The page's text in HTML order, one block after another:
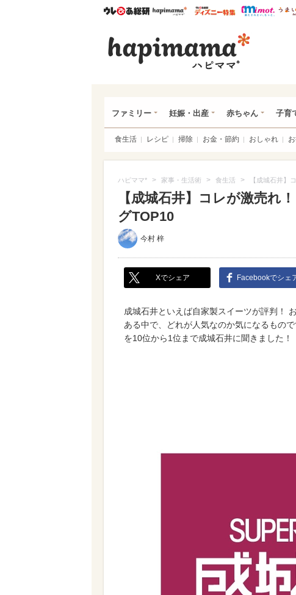
ウレぴあ総研ハピママ* ウレぴあ総
ファミリー 妊娠・出産 赤ちゃん 子育
食生活 レシピ 掃除 お金・節約 おしゃれ
ハピママ* > 家事・生活術 > 食生活 > 【成城石井】
【成城石井】コレが激売れ
グTOP10
今村 梓
Xでシェア Facebookでシェ
成城石井といえば自家製スイーツが評判！
ある中で、どれが人気なのか気になるもの
を10位から1位まで成城石井に聞きました！